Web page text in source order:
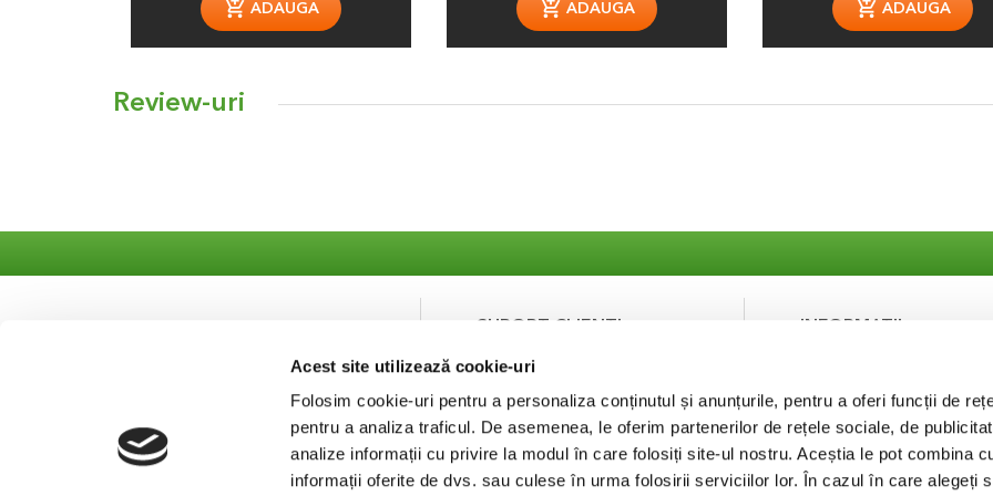
Acest site utilizează cookie-uri
Folosim cookie-uri pentru a personaliza conținutul și anunțurile, pentru a oferi funcții de
pentru a analiza traficul. De asemenea, le oferim partenerilor de rețele sociale, de
analize informații cu privire la modul în care folosiți site-ul nostru. Aceștia le pot combina
informații oferite de dvs. sau culese în urma folosirii serviciilor lor. În cazul în care alegeți
ADAUGA ADAUGA ADAUGA
Review-uri
SUPORT CLIENTI
Contact
Securitatea platilor
INFORMATII
Termeni si Conditii
Politica de
Puncte de fidelizare
FAQ